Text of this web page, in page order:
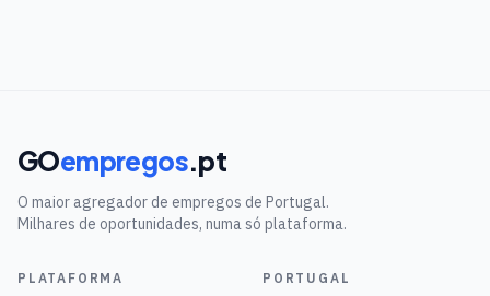
GOempregos.pt
O maior agregador de empregos de Portugal.
Milhares de oportunidades, numa só plataforma.
PLATAFORMA PORTUGAL